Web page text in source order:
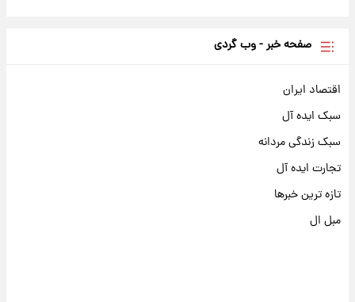
صفحه خبر - وب گردی
اقتصاد ایران
سبک ایده آل
سبک زندگی مردانه
تجارت ایده آل
تازه ترین خبرها
مبل ال